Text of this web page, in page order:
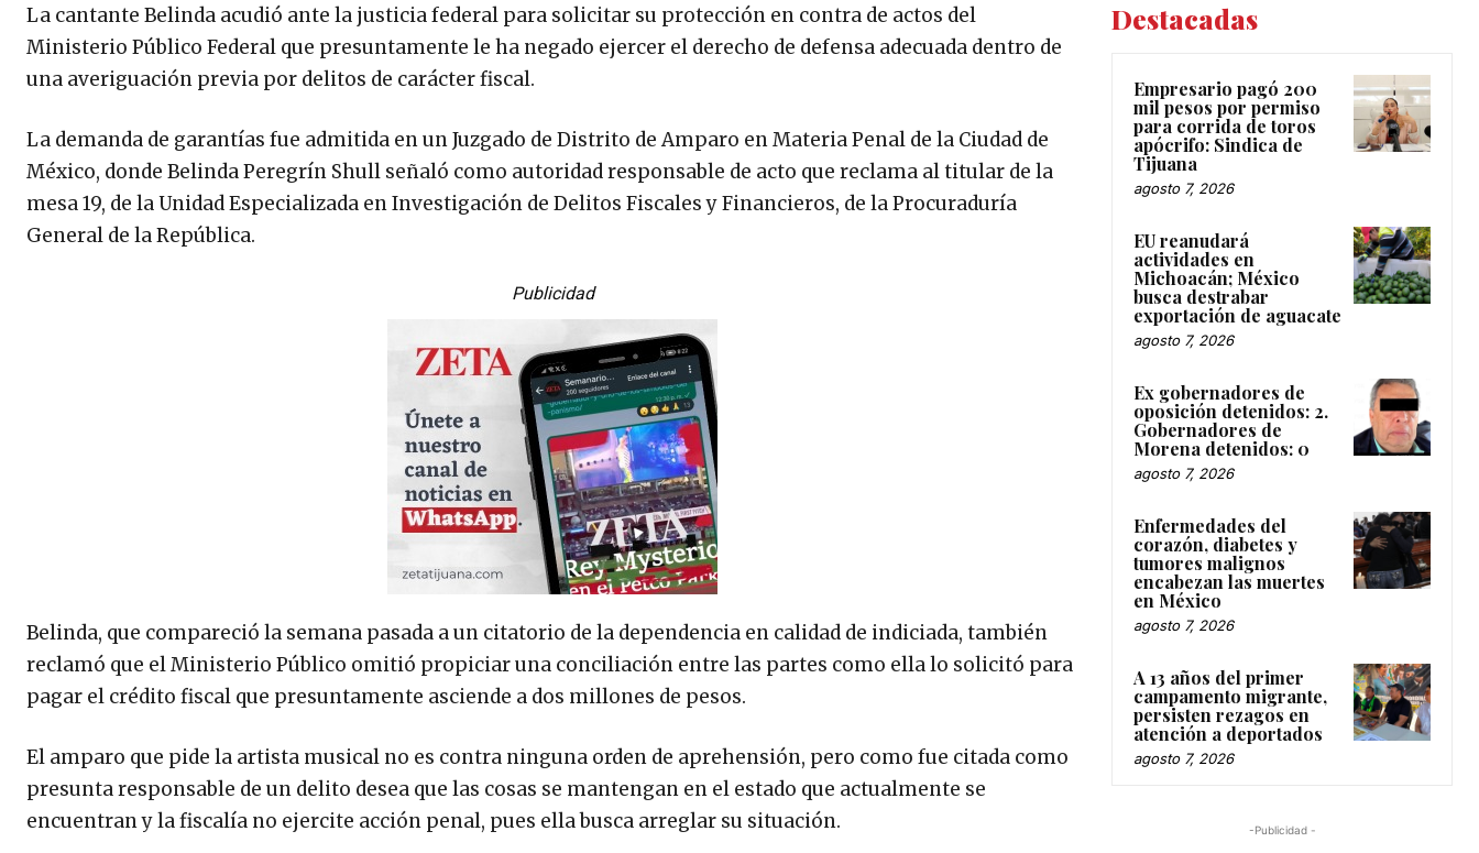
La cantante Belinda acudió ante la justicia federal para solicitar su protección en contra de actos del
Ministerio Público Federal que presuntamente le ha negado ejercer el derecho de defensa adecuada dentro de
una averiguación previa por delitos de carácter fiscal.
La demanda de garantías fue admitida en un Juzgado de Distrito de Amparo en Materia Penal de la Ciudad de
México, donde Belinda Peregrín Shull señaló como autoridad responsable de acto que reclama al titular de la
mesa 19, de la Unidad Especializada en Investigación de Delitos Fiscales y Financieros, de la Procuraduría
General de la República.
Publicidad
Belinda, que compareció la semana pasada a un citatorio de la dependencia en calidad de indiciada, también
reclamó que el Ministerio Público omitió propiciar una conciliación entre las partes como ella lo solicitó para
pagar el crédito fiscal que presuntamente asciende a dos millones de pesos.
El amparo que pide la artista musical no es contra ninguna orden de aprehensión, pero como fue citada como
presunta responsable de un delito desea que las cosas se mantengan en el estado que actualmente se
encuentran y la fiscalía no ejercite acción penal, pues ella busca arreglar su situación.
Destacadas
Empresario pagó 200
mil pesos por permiso
para corrida de toros
apócrifo: Sindica de
Tijuana
agosto 7, 2026
EU reanudará
actividades en
Michoacán; México
busca destrabar
exportación de aguacate
agosto 7, 2026
Ex gobernadores de
oposición detenidos: 2.
Gobernadores de
Morena detenidos: 0
agosto 7, 2026
Enfermedades del
corazón, diabetes y
tumores malignos
encabezan las muertes
en México
agosto 7, 2026
A 13 años del primer
campamento migrante,
persisten rezagos en
atención a deportados
agosto 7, 2026
-Publicidad -